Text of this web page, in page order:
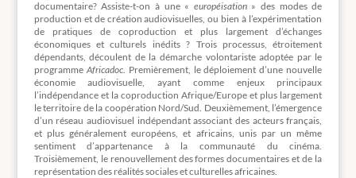
documentaire? Assiste-t-on à une « européisation» des modes de
production et de création audiovisuelles, ou bien à l’expérimentation
de pratiques de coproduction et plus largement d’échanges
économiques et culturels inédits ? Trois processus, étroitement
dépendants, découlent de la démarche volontariste adoptée par le
programme Africadoc. Premièrement, le déploiement d’une nouvelle
économie audiovisuelle, ayant comme enjeux principaux
l’indépendance et la coproduction Afrique/Europe et plus largement
le territoire de la coopération Nord/Sud. Deuxièmement, l’émergence
d’un réseau audiovisuel indépendant associant des acteurs français,
et plus généralement européens, et africains, unis par un même
sentiment d’appartenance à la communauté du cinéma.
Troisièmement, le renouvellement des formes documentaires et de la
représentation des réalités sociales et culturelles africaines.